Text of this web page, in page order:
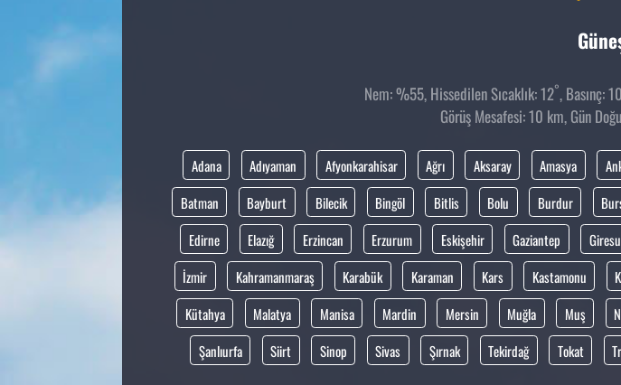
Nem: %55, Hissedilen Sıcaklık: 12°, Basınç:
Görüş Mesafesi: 10 km, Gün
Adana Adıyaman Afyonkarahisar Ağrı Aksaray Amasya
Batman
Bayburt Bilecik Bingöl Bitlis Bolu Burdur
Edirne
Elazığ Erzincan Erzurum Eskişehir Gaziantep
İzmir
Kahramanmaraş Karabük Karaman Kars Kastamonu
Kütahya
Malatya Manisa Mardin Mersin Muğla Muş
Şanlıurfa
Siirt Sinop Sivas Şırnak Tekirdağ Tokat